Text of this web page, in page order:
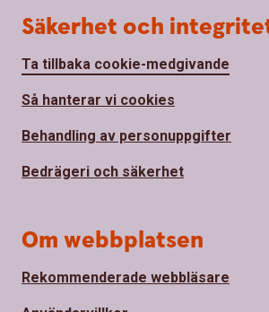
Säkerhet och
Ta tillbaka cookie-medgivande
Så hanterar vi cookies
Behandling av personuppgifter
Bedrägeri och säkerhet
Om webbplatsen
Rekommenderade webbläsare